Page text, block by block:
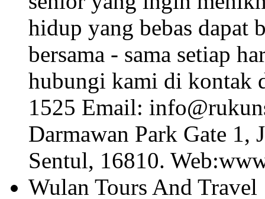
hidup yang bebas dapat
bersama - sama setiap
hubungi kami di kontak
1525 Email:
Darmawan Park Gate 1,
Sentul, 16810.
Wulan Tours And Travel